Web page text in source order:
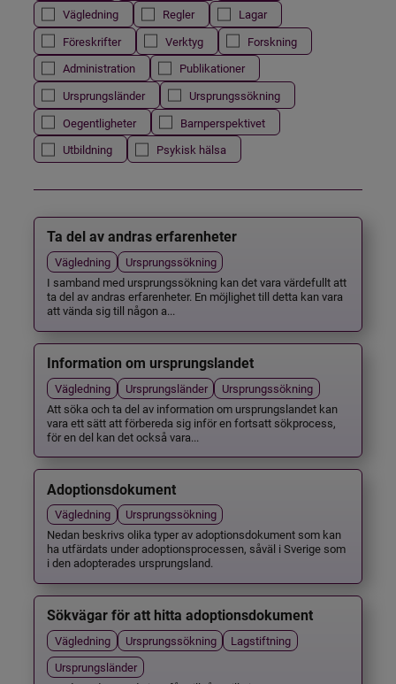
Vägledning
Regler
Lagar
Föreskrifter
Verktyg
Forskning
Administration
Publikationer
Ursprungsländer
Ursprungssökning
Oegentligheter
Barnperspektivet
Utbildning
Psykisk hälsa
Ta del av andras erfarenheter
Vägledning
Ursprungssökning
I samband med ursprungssökning kan det vara värdefullt att
ta del av andras erfarenheter. En möjlighet till detta kan vara
att vända sig till någon a...
Information om ursprungslandet
Vägledning Ursprungsländer
Ursprungssökning
Att söka och ta del av information om ursprungslandet kan
vara ett sätt att förbereda sig inför en fortsatt sökprocess,
för en del kan det också vara...
Adoptionsdokument
Vägledning
Ursprungssökning
Nedan beskrivs olika typer av adoptionsdokument som kan
ha utfärdats under adoptionsprocessen, såväl i Sverige som
i den adopterades ursprungsland.
Sökvägar för att hitta adoptionsdokument
Vägledning Ursprungssökning
Lagstiftning
Ursprungsländer